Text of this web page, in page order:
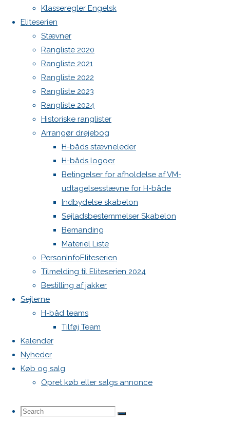
Klasseregler Engelsk
Eliteserien
Stævner
Rangliste 2020
Rangliste 2021
Rangliste 2022
Rangliste 2023
Rangliste 2024
Historiske ranglister
Arrangør drejebog
H-båds stævneleder
H-båds logoer
Betingelser for afholdelse af VM-
udtagelsesstævne for H-både
Indbydelse skabelon
Sejladsbestemmelser Skabelon
Bemanding
Materiel Liste
PersonInfoEliteserien
Tilmelding til Eliteserien 2024
Bestilling af jakker
Sejlerne
H-båd teams
Tilføj Team
Kalender
Nyheder
Køb og salg
Opret køb eller salgs annonce
Search
Search
Search
Skriv
et
svar
Din e-
mailadresse
vil ikke
publiceret.
Krævede
felter er
markeret
med*
Comment
Name*
Email*
WordPress.org